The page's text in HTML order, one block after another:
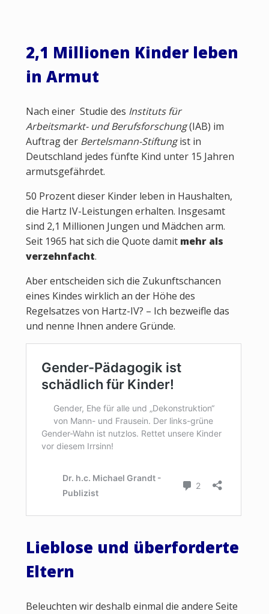
2,1 Millionen Kinder leben
in Armut
Nach einer Studie des Instituts für
Arbeitsmarkt- und Berufsforschung(IAB) im
Auftrag der Bertelsmann-Stiftungist in
Deutschland jedes fünfte Kind unter 15 Jahren
armutsgefährdet.
50 Prozent dieser Kinder leben in Haushalten,
die Hartz IV-Leistungen erhalten. Insgesamt
sind 2,1 Millionen Jungen und Mädchen arm.
Seit 1965 hat sich die Quote damit mehr als
verzehnfacht.
Aber entscheiden sich die Zukunftschancen
eines Kindes wirklich an der Höhe des
Regelsatzes von Hartz-IV? – Ich bezweifle das
und nenne Ihnen andere Gründe.
Lieblose und überforderte
Eltern
Beleuchten wir deshalb einmal die andere Seite